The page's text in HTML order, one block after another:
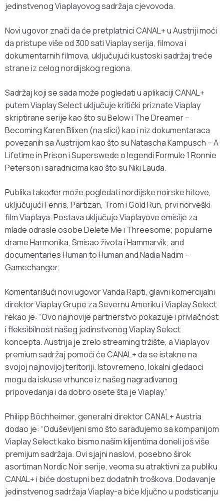
jedinstvenog Viaplayovog sadržaja cjevovoda.
Novi ugovor znači da će pretplatnici CANAL+ u Austriji moći
da pristupe više od 300 sati Viaplay serija, filmova i
dokumentarnih filmova, uključujući kustoski sadržaj treće
strane iz celog nordijskog regiona.
Sadržaj koji se sada može pogledati u aplikaciji CANAL+
putem Viaplay Select uključuje kritički priznate Viaplay
skriptirane serije kao što su Below i The Dreamer –
Becoming Karen Blixen (na slici) kao i niz dokumentaraca
povezanih sa Austrijom kao što su Natascha Kampusch – A
Lifetime in Prison i Superswede o legendi Formule 1 Ronnie
Peterson i saradnicima kao što su Niki Lauda.
Publika također može pogledati nordijske noirske hitove,
uključujući Fenris, Partizan, Trom i Gold Run, prvi norveški
film Viaplaya. Postava uključuje Viaplayove emisije za
mlade odrasle osobe Delete Me i Threesome; popularne
drame Harmonika, Smisao života i Hammarvik; and
documentaries Human to Human and Nadia Nadim –
Gamechanger.
Komentarišući novi ugovor Vanda Rapti, glavni komercijalni
direktor Viaplay Grupe za Severnu Ameriku i Viaplay Select
rekao je: “Ovo najnovije partnerstvo pokazuje i privlačnost
i fleksibilnost našeg jedinstvenog Viaplay Select
koncepta. Austrija je zrelo streaming tržište, a Viaplayov
premium sadržaj pomoći će CANAL+ da se istakne na
svojoj najnovijoj teritoriji. Istovremeno, lokalni gledaoci
mogu da iskuse vrhunce iz našeg nagrađivanog
pripovedanja i da dobro osete šta je Viaplay.”
Philipp Böchheimer, generalni direktor CANAL+ Austria
dodao je: “Oduševljeni smo što sarađujemo sa kompanijom
Viaplay Select kako bismo našim klijentima doneli još više
premijum sadržaja. Ovi sjajni naslovi, posebno širok
asortiman Nordic Noir serije, veoma su atraktivni za publiku
CANAL+ i biće dostupni bez dodatnih troškova. Dodavanje
jedinstvenog sadržaja Viaplay-a biće ključno u podsticanju